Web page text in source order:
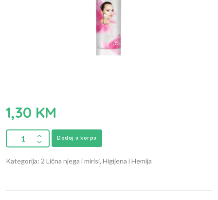
1,30 KM
Dodaj u korpu
Kategorija: 2 Lična njega i mirisi, Higijena i Hemija